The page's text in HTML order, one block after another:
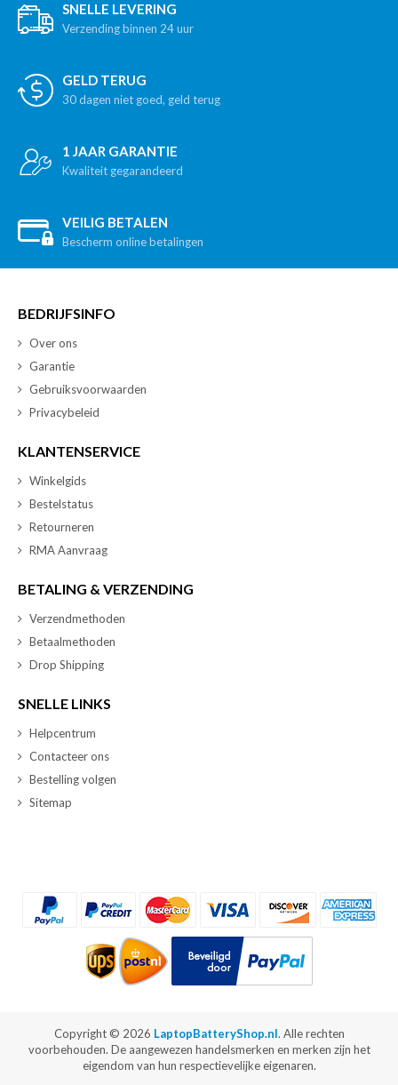
SNELLE LEVERING
Verzending binnen 24 uur
GELD TERUG
30 dagen niet goed, geld terug
1 JAAR GARANTIE
Kwaliteit gegarandeerd
VEILIG BETALEN
Bescherm online betalingen
BEDRIJFSINFO
Over ons
Garantie
Gebruiksvoorwaarden
Privacybeleid
KLANTENSERVICE
Winkelgids
Bestelstatus
Retourneren
RMA Aanvraag
BETALING & VERZENDING
Verzendmethoden
Betaalmethoden
Drop Shipping
SNELLE LINKS
Helpcentrum
Contacteer ons
Bestelling volgen
Sitemap
Copyright © 2026 LaptopBatteryShop.nl. Alle rechten
voorbehouden. De aangewezen handelsmerken en merken zijn het
eigendom van hun respectievelijke eigenaren.